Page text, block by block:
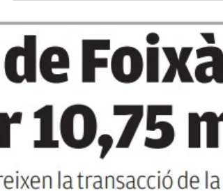
CONCERTS AL CASTELL CICLE
FESTIVAL ESTIU 2022